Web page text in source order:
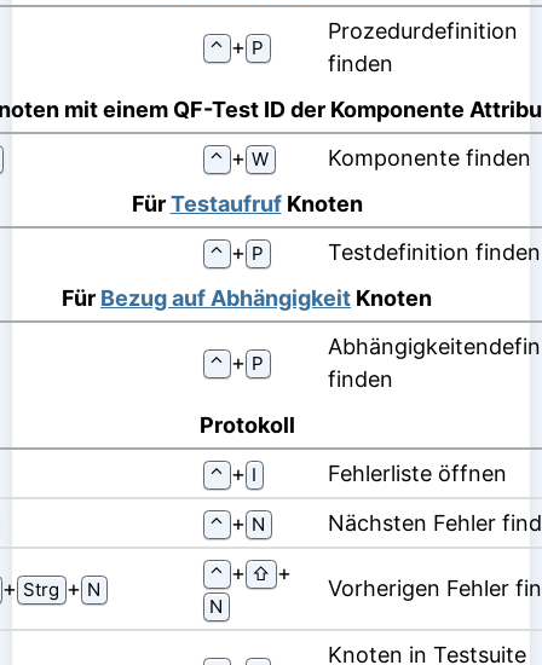
⌃ ⁠+⁠ P
Prozedurdefinition
finden
mit einem QF-Test ID der Komponente
⌃ ⁠+⁠ W
Komponente finden
FürTestaufrufKnoten
⌃ ⁠+⁠ P
Testdefinition finden
Für Bezug auf Abhängigkeit Knoten
⌃ ⁠+⁠ P
finden
Protokoll
⌃ ⁠+⁠ I Fehlerliste öffnen
⌃ ⁠+⁠ N Nächsten Fehler
⁠+⁠ Strg ⁠+⁠ N
⌃ ⁠+⁠ ⇧ ⁠+⁠
N
Vorherigen Fehler
Knoten in Testsuite